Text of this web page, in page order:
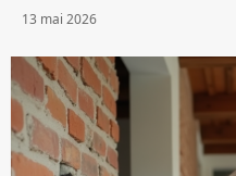
13 mai 2026